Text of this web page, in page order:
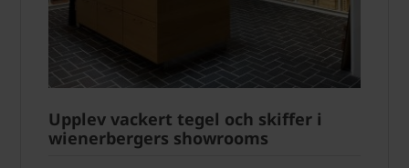
Upplev vackert tegel och skiffer i
wienerbergers showrooms